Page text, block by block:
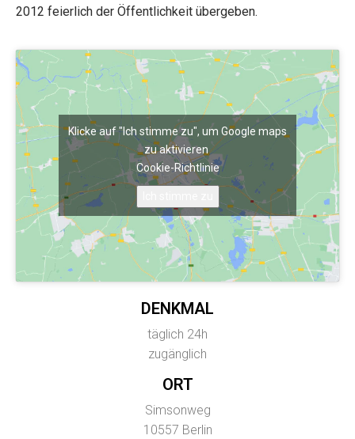
2012 feierlich der Öffentlichkeit übergeben.
Klicke auf "Ich stimme zu", um Google maps
zu aktivieren
Cookie-Richtlinie
DENKMAL
täglich 24h
zugänglich
ORT
Simsonweg
10557 Berlin